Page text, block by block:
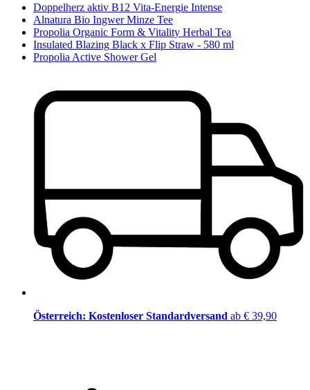
Doppelherz aktiv B12 Vita-Energie Intense
Alnatura Bio Ingwer Minze Tee
Propolia Organic Form & Vitality Herbal Tea
Insulated Blazing Black x Flip Straw - 580 ml
Propolia Active Shower Gel
Österreich: Kostenloser Standardversand ab € 39,90